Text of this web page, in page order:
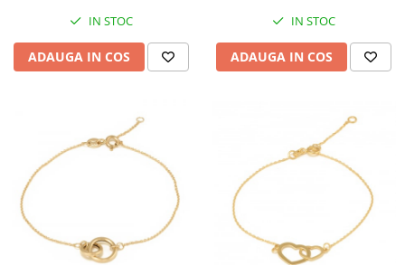
IN STOC
ADAUGA IN COS
IN STOC
ADAUGA IN COS